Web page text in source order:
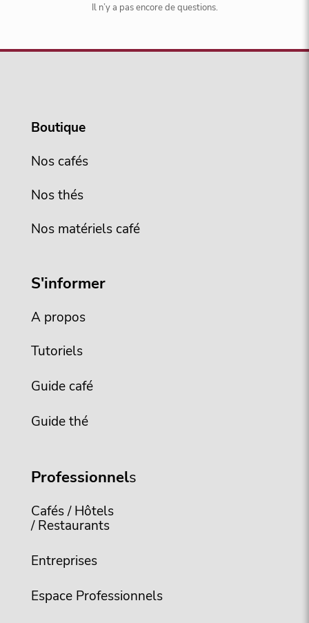
Il n’y a pas encore de questions.
Boutique
Nos cafés
Nos thés
Nos matériels café
S'informer
A propos
Tutoriels
Guide café
Guide thé
Professionnels
Cafés / Hôtels
/ Restaurants
Entreprises
Espace Professionnels